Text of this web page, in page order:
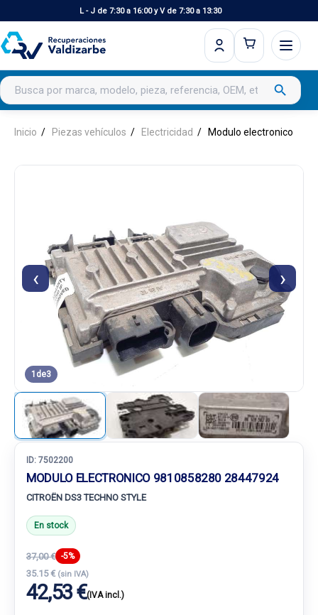
L - J de 7:30 a 16:00 y V de 7:30 a 13:30
Buscar productos search
Inicio Piezas vehículos Electricidad Modulo electronico
‹ ›
1 de3
ID: 7502200
MODULO ELECTRONICO 9810858280 28447924
CITROËN DS3 TECHNO STYLE
En stock
37,00 € -5%
35.15 € (sin IVA)
42,53 €(IVA incl.)